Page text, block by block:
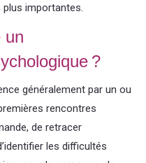
importantes.
un
?
généralement par un ou
rencontres
de retracer
les difficultés